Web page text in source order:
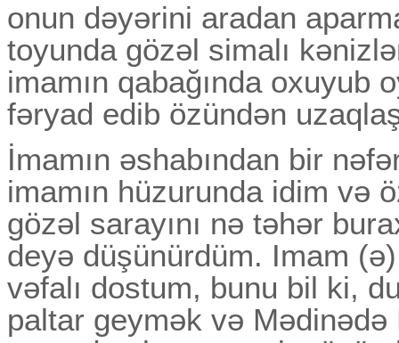
onun dəyərini aradan
toyunda gözəl simalı
imamın qabağında oxuyub
fəryad edib özündən
İmamın əshabından bir
imamın hüzurunda idim və
gözəl sarayını nə təhər
deyə düşünürdüm. Imam
vəfalı dostum, bunu bil ki,
paltar geymək və